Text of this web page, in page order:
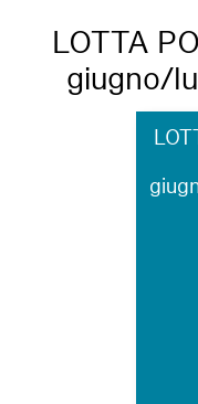
LOTTA
giugno/